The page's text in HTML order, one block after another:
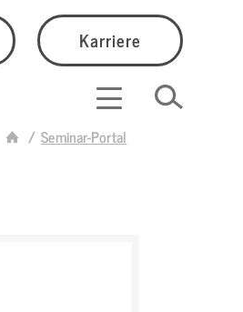
Karriere
Seminar-Portal